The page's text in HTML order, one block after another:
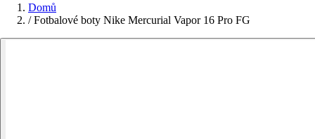
Domů
/ Fotbalové boty Nike Mercurial Vapor 16 Pro FG